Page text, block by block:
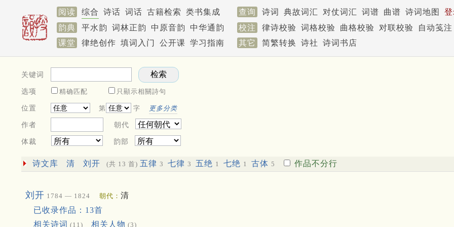
阅读 综合 诗话 词话 古籍检索 类书集成 查询 诗词 典故词汇 对仗词汇 词谱 曲谱 诗词地图
韵典
平水韵 词林正韵 中原音韵 中华通韵 校注 律诗校验 词格校验 曲格校验 对联校验
自动笺注
课堂
律绝创作 填词入门 公开课 学习指南 其它 简繁转换 诗社 诗词书店
关键词
选项 精确匹配 只顯示相關詩句
位置 第 字 更多分类
作者 朝代
体裁 韵部
诗文库 清 刘开 (共 13 首) 五律 3 七律 3 五绝 1 七绝 1 古体 5 作品不分行
刘开 1784 — 1824 朝代： 清
已收录作品：13首
相关诗词 (11) 相关人物 (3)